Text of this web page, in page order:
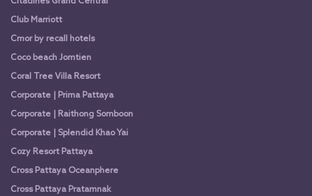
Club Marriott
Cmor by recall hotels
Coco beach Jomtien
Coral Tree Villa Resort
Corporate | Prima Pattaya
Corporate | Raithong Somboon
Corporate | Splendid Khao Yai
Cozy Resort Pattaya
Cross Pattaya Oceanphere
Cross Pattaya Pratamnak